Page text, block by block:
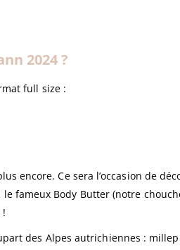
2024 ?
full size :
encore. Ce sera l’occasion de
fameux Body Butter (notre
des Alpes autrichiennes :